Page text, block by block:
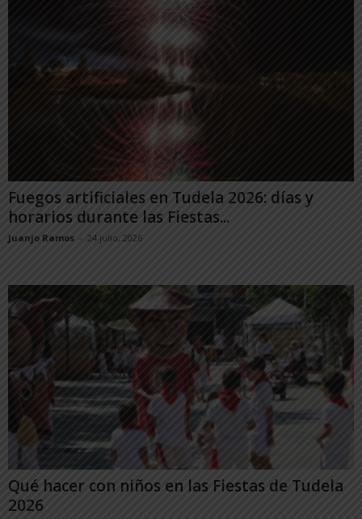
Fuegos artificiales en Tudela 2026: días y
horarios durante las Fiestas...
Juanjo Ramos - 24 julio, 2026
Qué hacer con niños en las Fiestas de Tudela
2026